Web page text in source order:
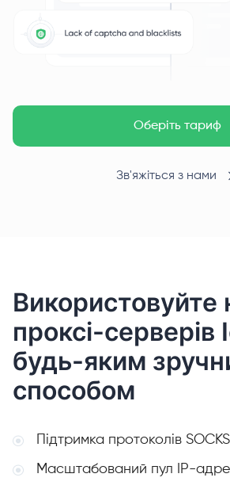
Оберіть тариф
Зв'яжіться з нами
Використовуйте
проксі-серверів
будь-яким
способом
Підтримка протоколів
Масштабований пул IP-